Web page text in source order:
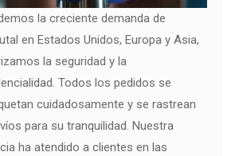
la creciente demanda de
en Estados Unidos, Europa y Asia,
la seguridad y la
Todos los pedidos se
cuidadosamente y se rastrean
para su tranquilidad. Nuestra
ha atendido a clientes en las